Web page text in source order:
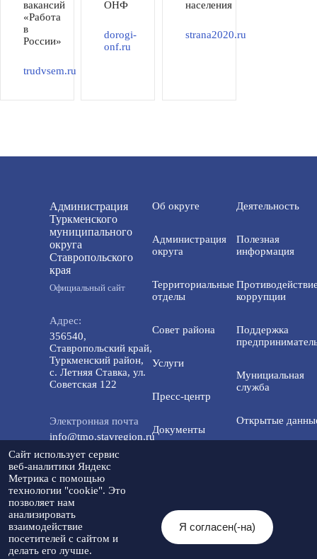
вакансий
«Работа
в
России»
trudvsem.ru
ОНФ
dorogi-
onf.ru
населения
strana2020.ru
Администрация
Туркменского
муниципального
округа
Ставропольского
края
Официальный сайт
Адрес:
356540,
Ставропольский край,
Туркменский район,
с. Летняя Ставка, ул.
Советская 122
Электронная почта
info@tmo.stavregion.ru
Телефон доверия:
8(86565)2-05-01
Мы в социальных
сетях:
Об округе
Администрация
округа
Территориальные
отделы
Совет района
Услуги
Пресс-центр
Документы
Контакты
Деятельность
Полезная
информация
коррупции
Поддержка
Мунициальная
служба
Открытые
© 2026 Администрация Туркменского
муниципального округа
Ставропольского края
Сайт использует сервис
веб-аналитики Яндекс
Метрика с помощью
технологии "cookie". Это
позволяет нам
анализировать
взаимодействие
посетителей с сайтом и
делать его лучше.
Я согласен(-на)